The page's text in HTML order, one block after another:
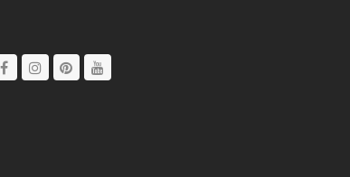
FacebookInstagram
PinterestYoutube